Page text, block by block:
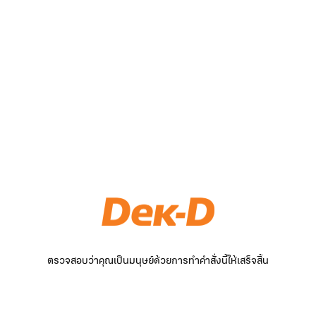
ตรวจสอบว่าคุณเป็นมนุษย์ด้วยการทำคำสั่งนี้ให้เสร็จสิ้น